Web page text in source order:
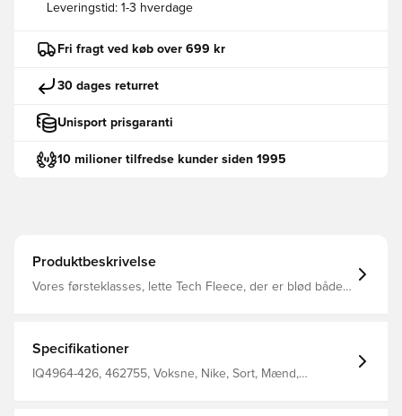
Leveringstid: 1-3 hverdage
Fri fragt ved køb over 699 kr
30 dages returret
Unisport prisgaranti
10 milioner tilfredse kunder siden 1995
Produktbeskrivelse
Vores førsteklasses, lette Tech Fleece, der er blød både
Specifikationer
IQ4964-426, 462755, Voksne, Nike, Sort, Mænd,